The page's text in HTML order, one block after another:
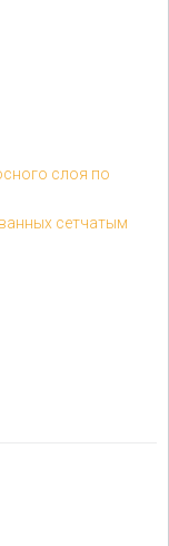
слоя по
сетчатым